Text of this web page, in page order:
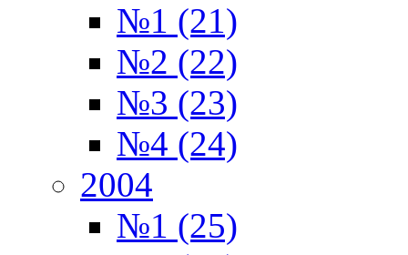
№1 (21)
№2 (22)
№3 (23)
№4 (24)
2004
№1 (25)